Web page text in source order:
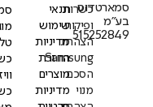
סמארטדוס
בע"מ
515252849
כשרות
ופיקוח
הצהרת
Samsung
הסכם
מנוי
תנאי
שימוש
מדיניות
החזרת
מוצרים
מדיניות
וויז